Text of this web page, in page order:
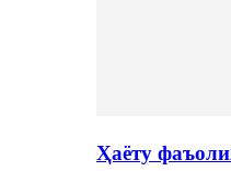
Ҳаёту